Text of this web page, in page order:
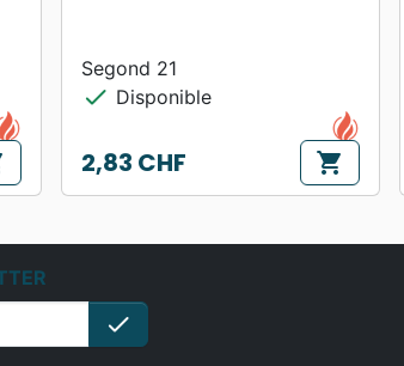
Segond 21
check Disponible
Prix
2,83 CHF shopping_cart
check